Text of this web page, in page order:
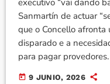
executivo “vai dando
Sanmartín de actuar
que o Concello
disparado e a
para pagar
today 9 JUNIO, 2026